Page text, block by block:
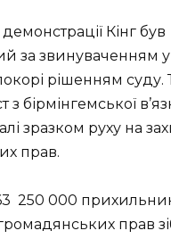
Кінг був
за звинуваченням у
рішенням суду.
з бірмінгемської
зразком руху на
прав.
250 000
прав